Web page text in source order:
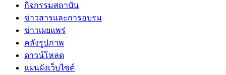
กิจกรรมสถาบัน
ข่าวสารและการอบรม
ข่าวเผยแพร่
คลังรูปภาพ
ดาวน์โหลด
แผนผังเว็บไซต์